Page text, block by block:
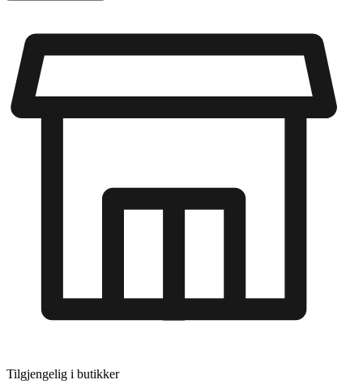
Tilgjengelig i butikker